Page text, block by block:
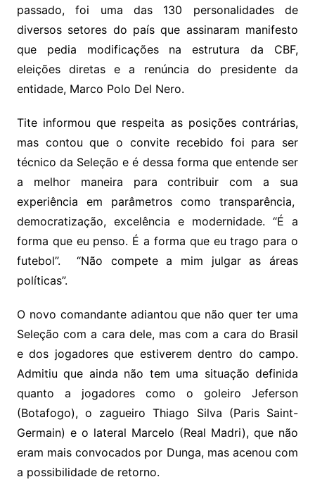
passado, foi uma das 130 personalidades de
diversos setores do país que assinaram manifesto
que pedia modificações na estrutura da CBF,
eleições diretas e a renúncia do presidente da
entidade, Marco Polo Del Nero.
Tite informou que respeita as posições contrárias,
mas contou que o convite recebido foi para ser
técnico da Seleção e é dessa forma que entende ser
a melhor maneira para contribuir com a sua
experiência em parâmetros como transparência,
democratização, excelência e modernidade. “É a
forma que eu penso. É a forma que eu trago para o
futebol”. “Não compete a mim julgar as áreas
políticas”.
O novo comandante adiantou que não quer ter uma
Seleção com a cara dele, mas com a cara do Brasil
e dos jogadores que estiverem dentro do campo.
Admitiu que ainda não tem uma situação definida
quanto a jogadores como o goleiro Jeferson
(Botafogo), o zagueiro Thiago Silva (Paris Saint-
Germain) e o lateral Marcelo (Real Madri), que não
eram mais convocados por Dunga, mas acenou com
a possibilidade de retorno.